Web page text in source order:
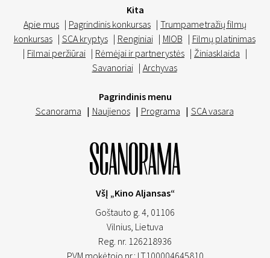
Kita
Apie mus | Pagrindinis konkursas | Trumpametražių filmų
konkursas | SCA kryptys | Renginiai | MIOB | Filmų platinimas
| Filmai peržiūrai | Rėmėjai ir partnerystės | Žiniasklaida |
Savanoriai | Archyvas
Pagrindinis menu
Scanorama | Naujienos | Programa | SCA vasara
VšĮ „Kino Aljansas“
Goštauto g. 4, 01106
Vilnius, Lietuva
Reg. nr. 126218936
PVM mokėtojo nr.: LT100004645810